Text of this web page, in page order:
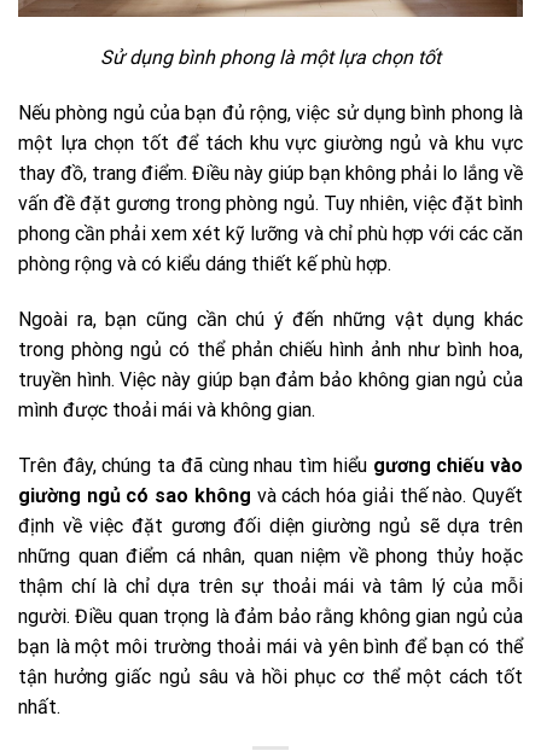
Sử dụng bình phong là một lựa chọn tốt
Nếu phòng ngủ của bạn đủ rộng, việc sử dụng bình phong là
một lựa chọn tốt để tách khu vực giường ngủ và khu vực
thay đồ, trang điểm. Điều này giúp bạn không phải lo lắng về
vấn đề đặt gương trong phòng ngủ. Tuy nhiên, việc đặt bình
phong cần phải xem xét kỹ lưỡng và chỉ phù hợp với các căn
phòng rộng và có kiểu dáng thiết kế phù hợp.
Ngoài ra, bạn cũng cần chú ý đến những vật dụng khác
trong phòng ngủ có thể phản chiếu hình ảnh như bình hoa,
truyền hình. Việc này giúp bạn đảm bảo không gian ngủ của
mình được thoải mái và không gian.
Trên đây, chúng ta đã cùng nhau tìm hiểu gương chiếu vào
giường ngủ có sao không và cách hóa giải thế nào. Quyết
định về việc đặt gương đối diện giường ngủ sẽ dựa trên
những quan điểm cá nhân, quan niệm về phong thủy hoặc
thậm chí là chỉ dựa trên sự thoải mái và tâm lý của mỗi
người. Điều quan trọng là đảm bảo rằng không gian ngủ của
bạn là một môi trường thoải mái và yên bình để bạn có thể
tận hưởng giấc ngủ sâu và hồi phục cơ thể một cách tốt
nhất.